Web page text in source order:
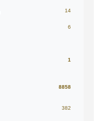
14
6
1
8858
382